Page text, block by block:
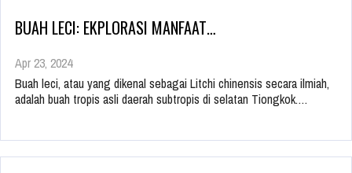
BUAH LECI: EKPLORASI MANFAAT…
Apr 23, 2024
Buah leci, atau yang dikenal sebagai Litchi chinensis secara ilmiah,
adalah buah tropis asli daerah subtropis di selatan Tiongkok.…